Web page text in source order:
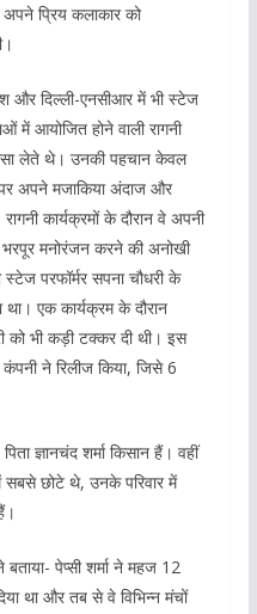
प्रिय कलाकार को
और दिल्ली-एनसीआर में भी स्टेज
में आयोजित होने वाली रागनी
लेते थे। उनकी पहचान केवल
अपने मजाकिया अंदाज और
कार्यक्रमों के दौरान वे अपनी
मनोरंजन करने की अनोखी
परफॉर्मर सपना चौधरी के
एक कार्यक्रम के दौरान
को भी कड़ी टक्कर दी थी। इस
कंपनी ने रिलीज किया, जिसे 6
ज्ञानचंद शर्मा किसान हैं। वहीं
सबसे छोटे थे, उनके परिवार में
बताया- पेप्सी शर्मा ने महज 12
था और तब से वे विभिन्न मंचों